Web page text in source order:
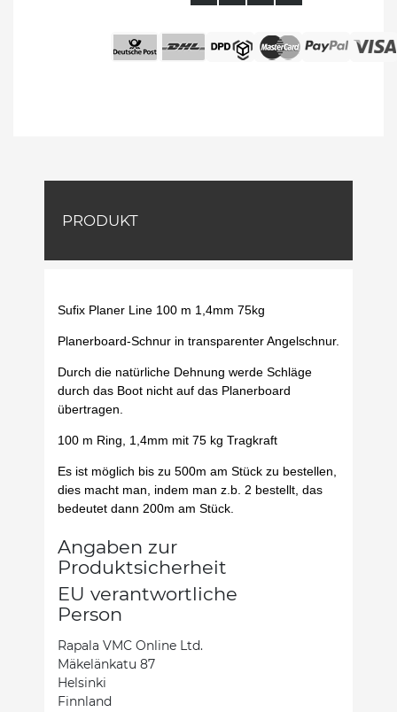
PRODUKT
Sufix Planer Line 100 m 1,4mm 75kg
Planerboard-Schnur in transparenter Angelschnur.
Durch die natürliche Dehnung werde Schläge
durch das Boot nicht auf das Planerboard
übertragen.
100 m Ring, 1,4mm mit 75 kg Tragkraft
Es ist möglich bis zu 500m am Stück zu bestellen,
dies macht man, indem man z.b. 2 bestellt, das
bedeutet dann 200m am Stück.
Angaben zur
Produktsicherheit
EU verantwortliche
Person
Rapala VMC Online Ltd.
Mäkelänkatu 87
Helsinki
Finnland